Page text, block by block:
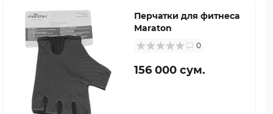
Перчатки для фитнеса
Maraton
0
156 000 сум.